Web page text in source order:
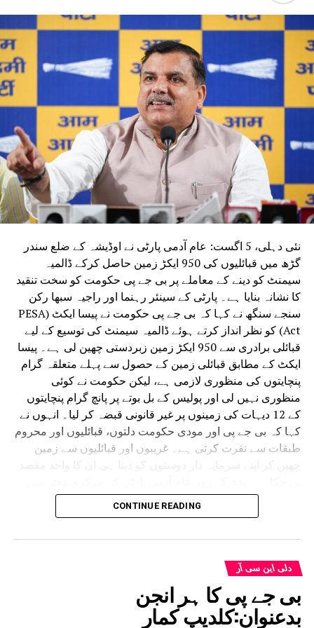
RELATED TOPICS:
AAM AADMI PARTY
ATISHI
UP
تجاوز
DON'T MISS
خواتین کی آواز کو دبا نہیں پائے گی بی جے پی:ساریکا
چودھری
نئی دہلی، 5 اگست: عام آدمی پارٹی نے اوڈیشہ کے ضلع سندر
گڑھ میں قبائلیوں کی 950 ایکڑ زمین حاصل کرکے ڈالمیہ
سیمنٹ کو دینے کے معاملے پر بی جے پی حکومت کو سخت تنقید
کا نشانہ بنایا ہے۔ پارٹی کے سینئر رہنما اور راجیہ سبھا رکن
سنجے سنگھ نے کہا کہ بی جے پی حکومت نے پیسا ایکٹ (PESA
Act) کو نظر انداز کرتے ہوئے ڈالمیہ سیمنٹ کی توسیع کے لیے
قبائلی برادری سے 950 ایکڑ زمین زبردستی چھین لی ہے۔ پیسا
ایکٹ کے مطابق قبائلی زمین کے حصول سے پہلے متعلقہ گرام
پنچایتوں کی منظوری لازمی ہے، لیکن حکومت نے کوئی
منظوری نہیں لی اور پولیس کے بل بوتے پر پانچ گرام پنچایتوں
کے 12 دیہات کی زمینوں پر غیر قانونی قبضہ کر لیا۔ انہوں نے
کہا کہ بی جے پی اور مودی حکومت دلتوں، قبائلیوں اور محروم
طبقات سے نفرت کرتی ہے۔ غریبوں اور قبائلیوں سے زمین
پریس کانفرنس سے خطاب کرتے ہوئے سنجے سنگھ نے کہا کہ
پورے ملک میں کسانوں، قبائلیوں، دلتوں اور محروم طبقات کی
حکومت کی پہچان بن چکا ہے۔ جہاں بھی بی جے پی کی ڈبل
انجن یا سنگل انجن حکومت ہے، وہاں اس کا ایک ہی مقصد ہے
کہ کسی بھی طرح سرمایہ داروں کے لیے زمین پر قبضہ کرایا
جائے، خواہ اس کے لیے گولی چلانی پڑے یا لاٹھی۔ انہوں نے کہا
CONTINUE READING
دلی این سی آر
بی جے پی کا ہر انجن
بدعنوان:کلدیپ کمار